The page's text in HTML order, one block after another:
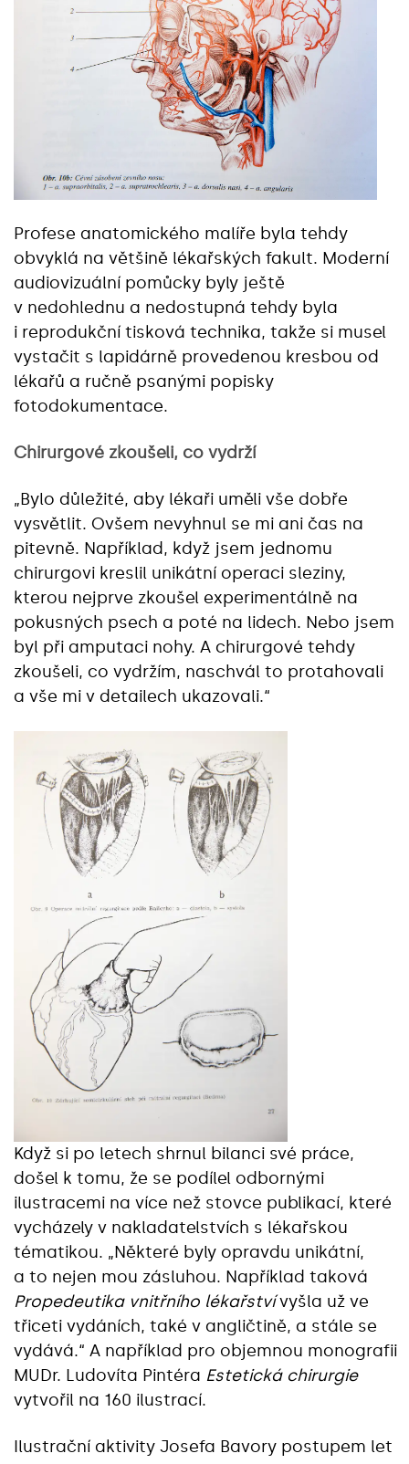
Profese anatomického malíře byla tehdy
obvyklá na většině lékařských fakult. Moderní
audiovizuální pomůcky byly ještě
v nedohlednu a nedostupná tehdy byla
i reprodukční tisková technika, takže si musel
vystačit s lapidárně provedenou kresbou od
lékařů a ručně psanými popisky
fotodokumentace.
Chirurgové zkoušeli, co vydrží
„Bylo důležité, aby lékaři uměli vše dobře
vysvětlit. Ovšem nevyhnul se mi ani čas na
pitevně. Například, když jsem jednomu
chirurgovi kreslil unikátní operaci sleziny,
kterou nejprve zkoušel experimentálně na
pokusných psech a poté na lidech. Nebo jsem
byl při amputaci nohy. A chirurgové tehdy
zkoušeli, co vydržím, naschvál to protahovali
a vše mi v detailech ukazovali.“
Když si po letech shrnul bilanci své práce,
došel k tomu, že se podílel odbornými
ilustracemi na více než stovce publikací, které
vycházely v nakladatelstvích s lékařskou
tématikou. „Některé byly opravdu unikátní,
a to nejen mou zásluhou. Například taková
Propedeutika vnitřního lékařstvívyšla už ve
třiceti vydáních, také v angličtině, a stále se
vydává.“ A například pro objemnou monografii
MUDr. Ludovíta Pintéra Estetická chirurgie
vytvořil na 160 ilustrací.
Ilustrační aktivity Josefa Bavory postupem let